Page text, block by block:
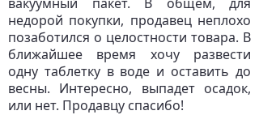
недорой покупки, продавец неплохо
позаботился о целостности товара. В
ближайшее время хочу развести
одну таблетку в воде и оставить до
весны. Интересно, выпадет осадок,
или нет. Продавцу спасибо!